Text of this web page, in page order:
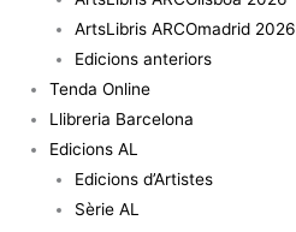
ArtsLibris ARCOmadrid 2026
Edicions anteriors
Tenda Online
Llibreria Barcelona
Edicions AL
Edicions d’Artistes
Sèrie AL